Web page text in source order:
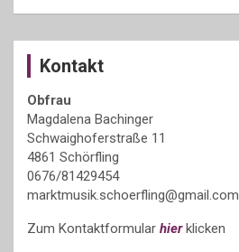
Kontakt
Obfrau
Magdalena Bachinger
Schwaighoferstraße 11
4861 Schörfling
0676/81429454
marktmusik.schoerfling@gmail.com
Zum Kontaktformular hierklicken